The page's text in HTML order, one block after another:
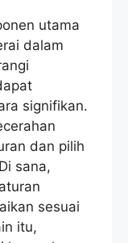
utama
dalam
signifikan.
dan pilih
sana,
sesuai
itu,